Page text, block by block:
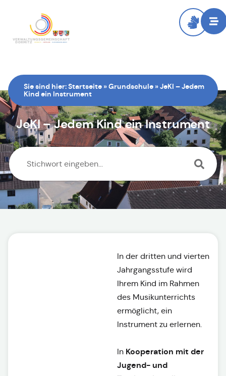
Sie sind hier:Startseite »Grundschule »JeKI – Jedem
Kind ein Instrument
JeKI – Jedem Kind ein Instrument
In der dritten und vierten
Jahrgangsstufe wird
Ihrem Kind im Rahmen
des Musikunterrichts
ermöglicht, ein
Instrument zu erlernen.
In Kooperation mit der
Jugend- und